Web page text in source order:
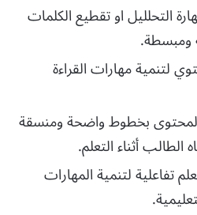
التحلليل او تقطيع الكلمات
ومبسطة.
لتنمية مهارات القراءة
بخطوط واضحة ومنسقة
الطالب أثناء التعلم.
تفاعلية لتنمية المهارات